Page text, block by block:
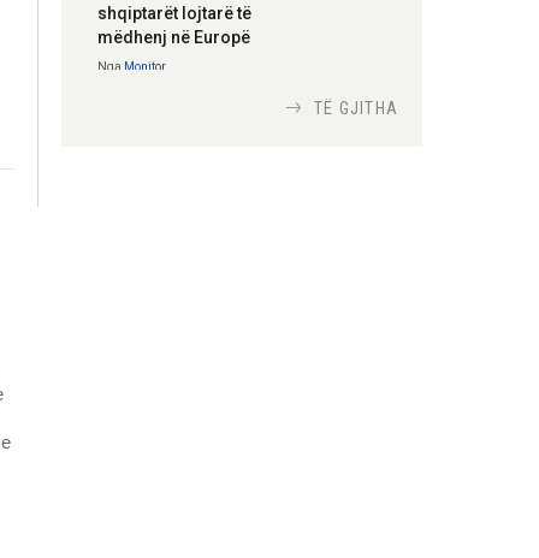
shqiptarët lojtarë të
mëdhenj në Europë
Nga Monitor
TË GJITHA